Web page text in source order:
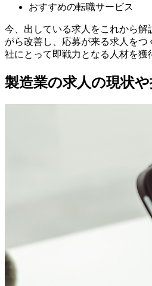
おすすめの転職サービス
今、出している求人をこれから解
がら改善し、応募が来る求人をつ
社にとって即戦力となる人材を獲
製造業の求人の現状